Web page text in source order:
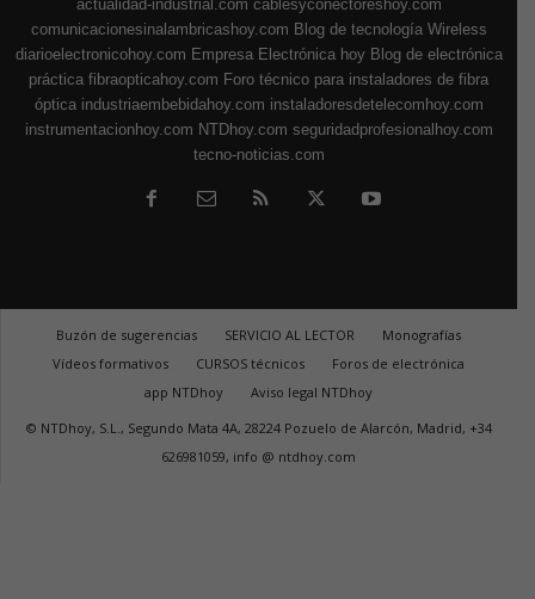
actualidad-industrial.com cablesyconectoreshoy.com
comunicacionesinalambricashoy.com Blog de tecnología Wireless
diarioelectronicohoy.com Empresa Electrónica hoy Blog de electrónica
práctica fibraopticahoy.com Foro técnico para instaladores de fibra
óptica industriaembebidahoy.com instaladoresdetelecomhoy.com
instrumentacionhoy.com NTDhoy.com seguridadprofesionalhoy.com
tecno-noticias.com
Buzón de sugerencias SERVICIO AL LECTOR
Monografías
Vídeos formativos
CURSOS técnicos
Foros de electrónica
app NTDhoy
Aviso legal NTDhoy
© NTDhoy, S.L., Segundo Mata 4A, 28224 Pozuelo de Alarcón, Madrid, +34
626981059, info @ ntdhoy.com